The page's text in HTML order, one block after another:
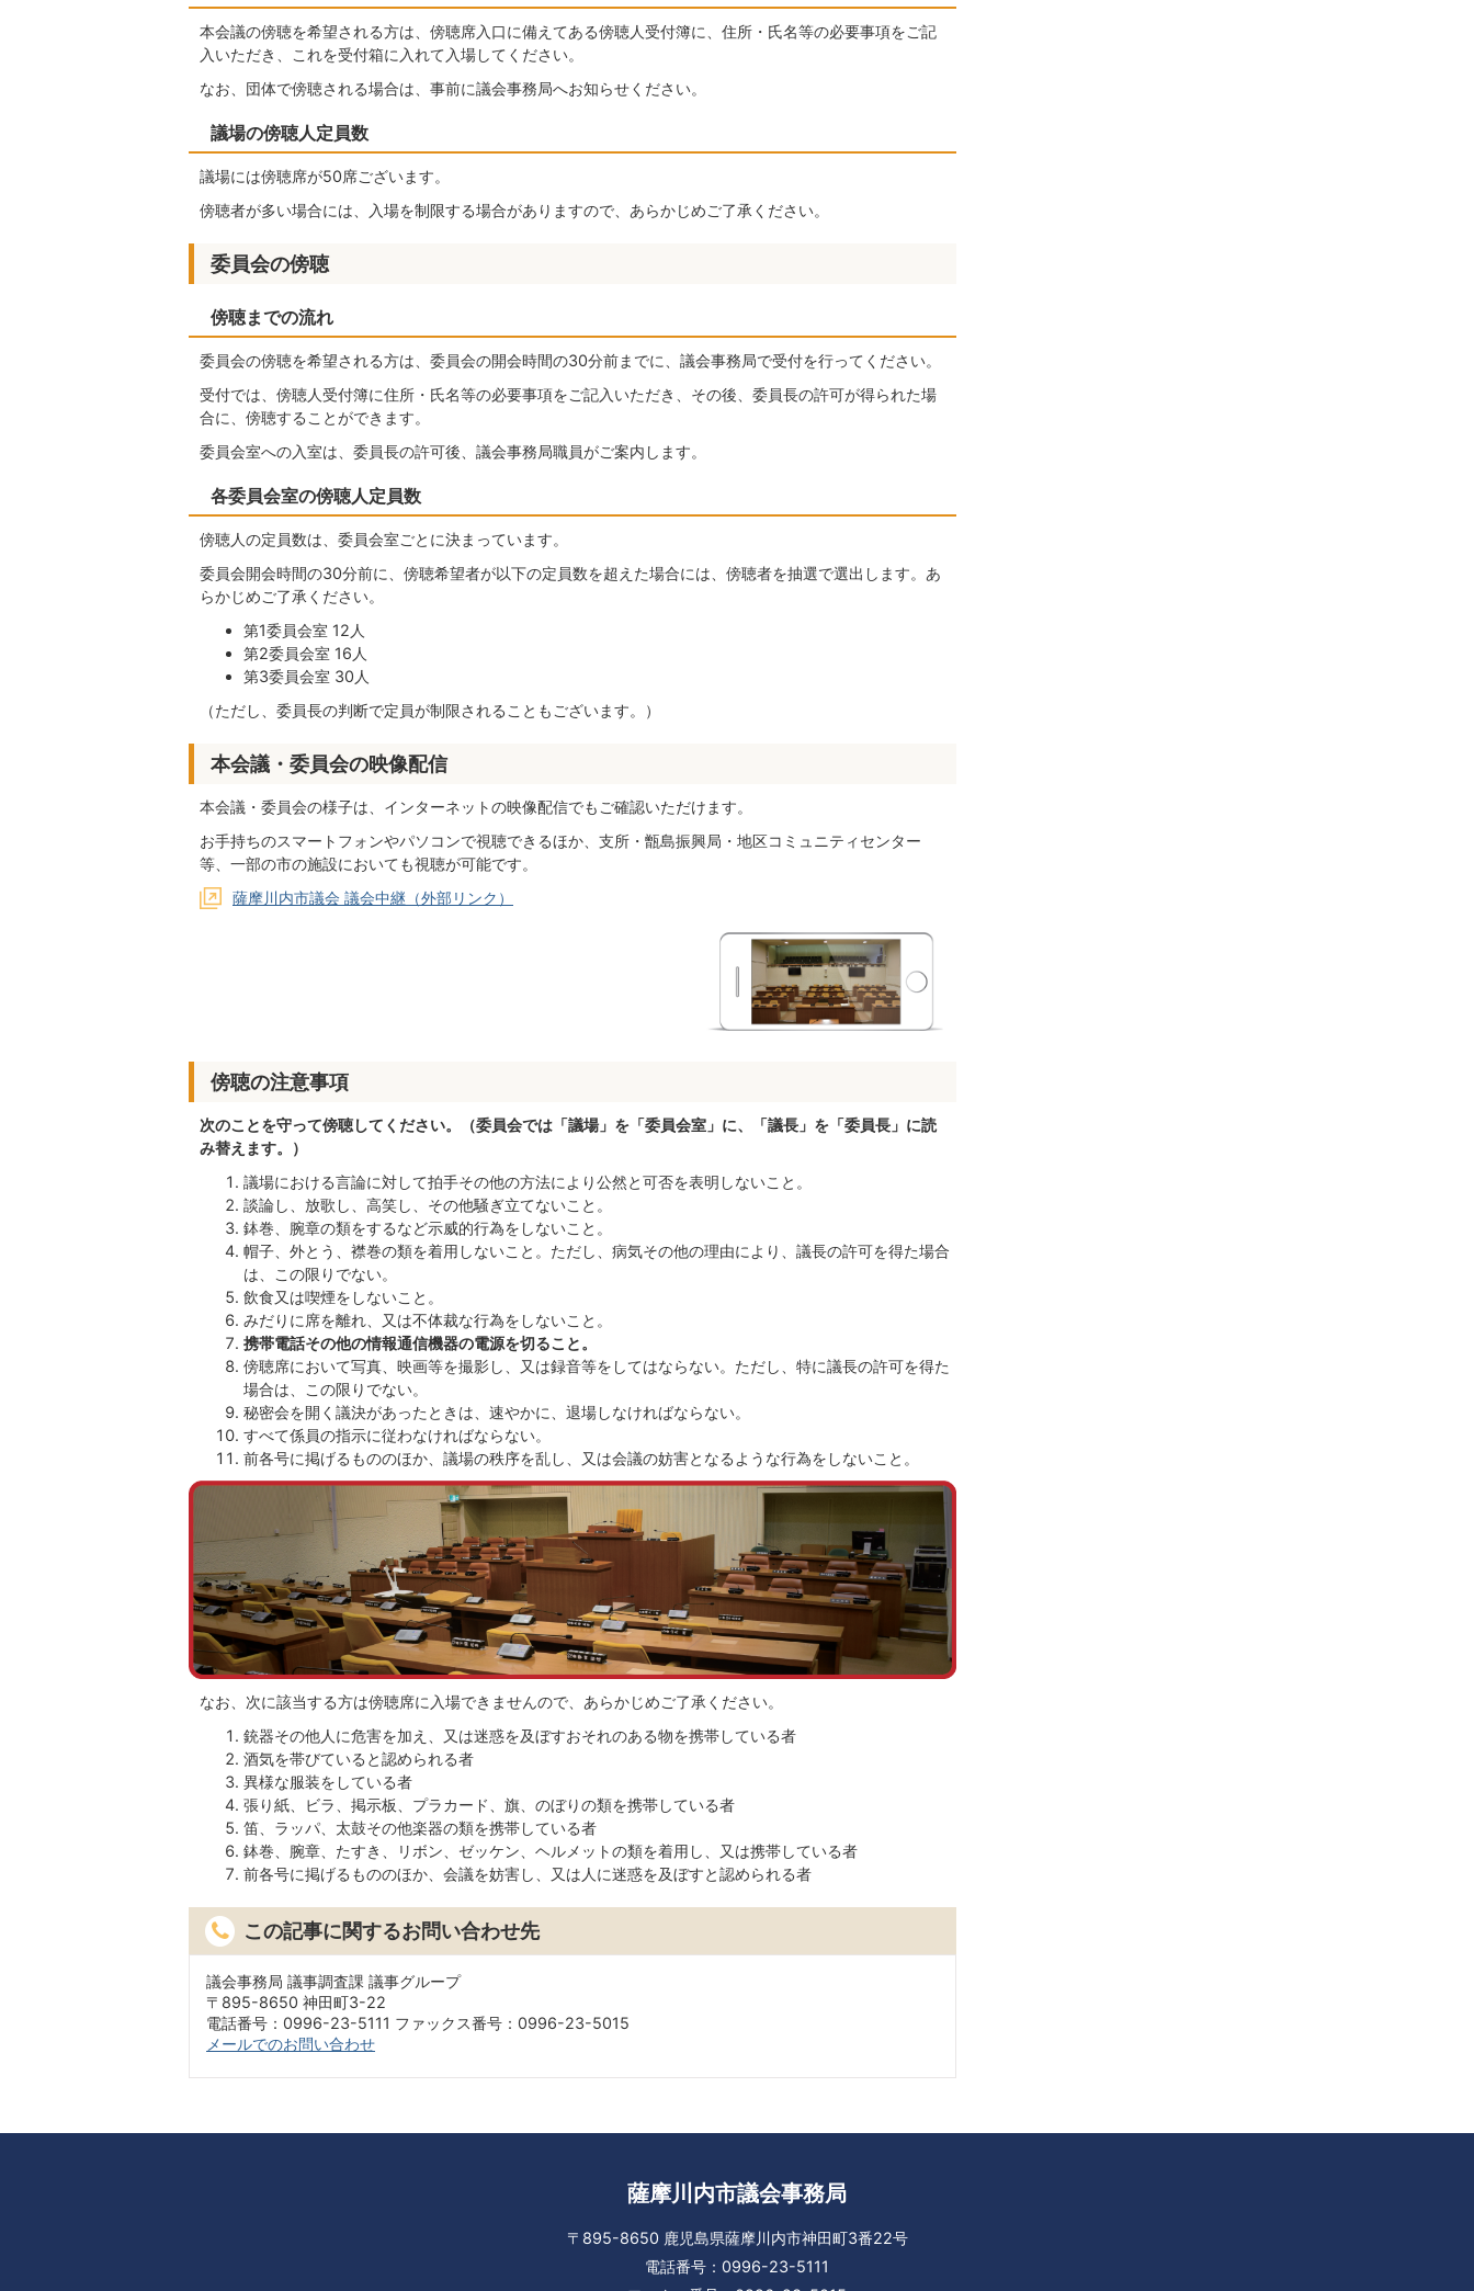
本会議の傍聴を希望される方は、傍聴席入口に備えてある傍聴人受付簿に、住所・氏名等の必要事項をご記
入いただき、これを受付箱に入れて入場してください。
なお、団体で傍聴される場合は、事前に議会事務局へお知らせください。
議場の傍聴人定員数
議場には傍聴席が50席ございます。
傍聴者が多い場合には、入場を制限する場合がありますので、あらかじめご了承ください。
委員会の傍聴
傍聴までの流れ
委員会の傍聴を希望される方は、委員会の開会時間の30分前までに、議会事務局で受付を行ってください。
受付では、傍聴人受付簿に住所・氏名等の必要事項をご記入いただき、その後、委員長の許可が得られた場
合に、傍聴することができます。
委員会室への入室は、委員長の許可後、議会事務局職員がご案内します。
各委員会室の傍聴人定員数
傍聴人の定員数は、委員会室ごとに決まっています。
委員会開会時間の30分前に、傍聴希望者が以下の定員数を超えた場合には、傍聴者を抽選で選出します。あ
らかじめご了承ください。
第1委員会室 12人
第2委員会室 16人
第3委員会室 30人
（ただし、委員長の判断で定員が制限されることもございます。）
本会議・委員会の映像配信
本会議・委員会の様子は、インターネットの映像配信でもご確認いただけます。
お手持ちのスマートフォンやパソコンで視聴できるほか、支所・甑島振興局・地区コミュニティセンター
等、一部の市の施設においても視聴が可能です。
薩摩川内市議会 議会中継（外部リンク）
傍聴の注意事項
次のことを守って傍聴してください。（委員会では「議場」を「委員会室」に、「議長」を「委員長」に読
み替えます。）
議場における言論に対して拍手その他の方法により公然と可否を表明しないこと。
談論し、放歌し、高笑し、その他騒ぎ立てないこと。
鉢巻、腕章の類をするなど示威的行為をしないこと。
帽子、外とう、襟巻の類を着用しないこと。ただし、病気その他の理由により、議長の許可を得た場合
は、この限りでない。
飲食又は喫煙をしないこと。
みだりに席を離れ、又は不体裁な行為をしないこと。
携帯電話その他の情報通信機器の電源を切ること。
傍聴席において写真、映画等を撮影し、又は録音等をしてはならない。ただし、特に議長の許可を得た
場合は、この限りでない。
秘密会を開く議決があったときは、速やかに、退場しなければならない。
すべて係員の指示に従わなければならない。
前各号に掲げるもののほか、議場の秩序を乱し、又は会議の妨害となるような行為をしないこと。
なお、次に該当する方は傍聴席に入場できませんので、あらかじめご了承ください。
銃器その他人に危害を加え、又は迷惑を及ぼすおそれのある物を携帯している者
酒気を帯びていると認められる者
異様な服装をしている者
張り紙、ビラ、掲示板、プラカード、旗、のぼりの類を携帯している者
笛、ラッパ、太鼓その他楽器の類を携帯している者
鉢巻、腕章、たすき、リボン、ゼッケン、ヘルメットの類を着用し、又は携帯している者
前各号に掲げるもののほか、会議を妨害し、又は人に迷惑を及ぼすと認められる者
この記事に関するお問い合わせ先
議会事務局 議事調査課 議事グループ
〒895-8650 神田町3-22
電話番号：0996-23-5111 ファックス番号：0996-23-5015
メールでのお問い合わせ
薩摩川内市議会事務局
〒895-8650 鹿児島県薩摩川内市神田町3番22号
電話番号：0996-23-5111